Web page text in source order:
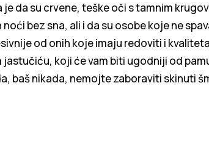
da su crvene, teške oči s tamnim
bez sna, ali i da su osobe koje ne
od onih koje imaju redoviti i
koji će vam biti ugodniji od
baš nikada, nemojte zaboraviti skinuti